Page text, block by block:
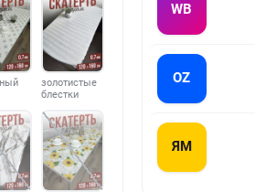
золотистые
блестки
WB
OZ
ЯМ